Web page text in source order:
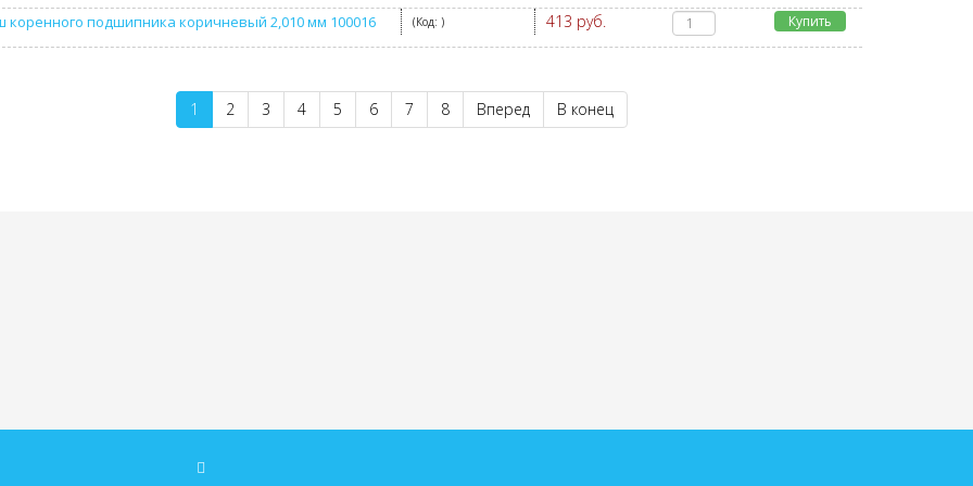
коренного подшипника коричневый 2,010 мм 100016 (Код:) 413 руб. Купить
1 2 3 4 5 6 7 8 Вперед В конец